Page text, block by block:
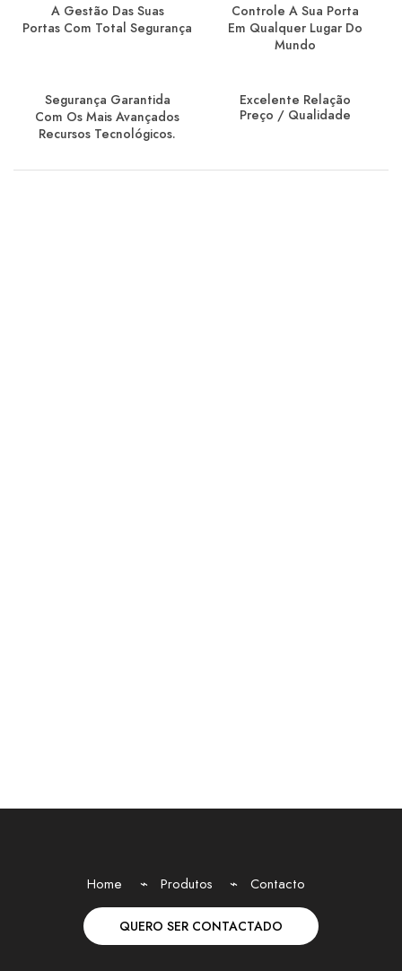
A Gestão Das Suas
Portas Com Total Segurança
Controle A Sua Porta
Em Qualquer Lugar Do
Mundo
Segurança Garantida
Com Os Mais Avançados
Recursos Tecnológicos.
Excelente Relação
Preço / Qualidade
Home Produtos Contacto
QUERO SER CONTACTADO